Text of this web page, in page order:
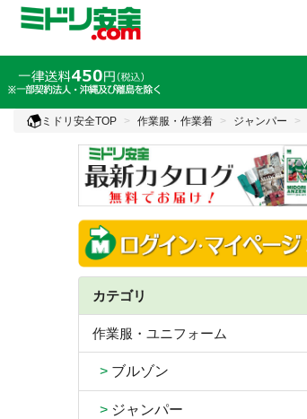
ミドリ安全TOP 作業服・作業着 ジャンパー
カテゴリ
作業服・ユニフォーム
> ブルゾン
> ジャンパー